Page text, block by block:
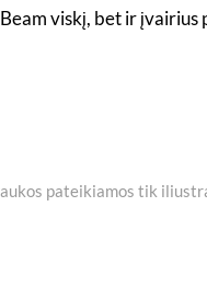
viskį, bet ir
pateikiamos tik